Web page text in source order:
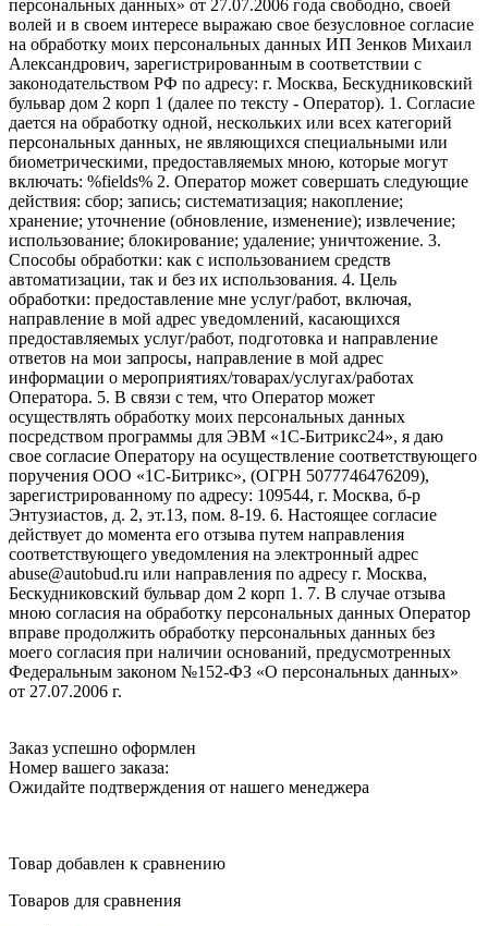
персональных данных» от 27.07.2006 года свободно, своей
волей и в своем интересе выражаю свое безусловное согласие
на обработку моих персональных данных ИП Зенков Михаил
Александрович, зарегистрированным в соответствии с
законодательством РФ по адресу: г. Москва, Бескудниковский
бульвар дом 2 корп 1 (далее по тексту - Оператор). 1. Согласие
дается на обработку одной, нескольких или всех категорий
персональных данных, не являющихся специальными или
биометрическими, предоставляемых мною, которые могут
включать: %fields% 2. Оператор может совершать следующие
действия: сбор; запись; систематизация; накопление;
хранение; уточнение (обновление, изменение); извлечение;
использование; блокирование; удаление; уничтожение. 3.
Способы обработки: как с использованием средств
автоматизации, так и без их использования. 4. Цель
обработки: предоставление мне услуг/работ, включая,
направление в мой адрес уведомлений, касающихся
предоставляемых услуг/работ, подготовка и направление
ответов на мои запросы, направление в мой адрес
информации о мероприятиях/товарах/услугах/работах
Оператора. 5. В связи с тем, что Оператор может
осуществлять обработку моих персональных данных
посредством программы для ЭВМ «1С-Битрикс24», я даю
свое согласие Оператору на осуществление соответствующего
поручения ООО «1С-Битрикс», (ОГРН 5077746476209),
зарегистрированному по адресу: 109544, г. Москва, б-р
Энтузиастов, д. 2, эт.13, пом. 8-19. 6. Настоящее согласие
действует до момента его отзыва путем направления
соответствующего уведомления на электронный адрес
abuse@autobud.ru или направления по адресу г. Москва,
Бескудниковский бульвар дом 2 корп 1. 7. В случае отзыва
мною согласия на обработку персональных данных Оператор
вправе продолжить обработку персональных данных без
моего согласия при наличии оснований, предусмотренных
Федеральным законом №152-ФЗ «О персональных данных»
от 27.07.2006 г.
Заказ успешно оформлен
Номер вашего заказа:
Ожидайте подтверждения от нашего менеджера
Товар добавлен к сравнению
Товаров для сравнения